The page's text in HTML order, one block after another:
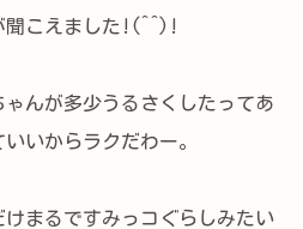
聞こえました!(^^)!
ゃんが多少うるさくしたってあ
いからラクだわー。
けまるですみっコぐらしみたい